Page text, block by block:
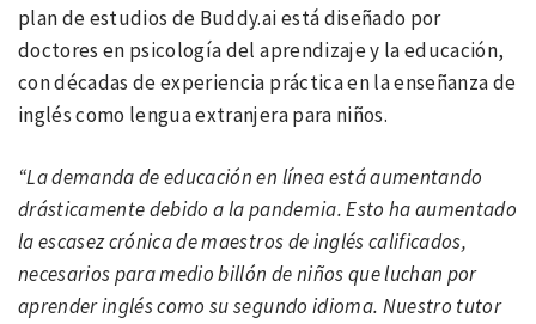
plan de estudios de Buddy.ai está diseñado por
doctores en psicología del aprendizaje y la educación,
con décadas de experiencia práctica en la enseñanza de
inglés como lengua extranjera para niños.
“La demanda de educación en línea está aumentando
drásticamente debido a la pandemia. Esto ha aumentado
la escasez crónica de maestros de inglés calificados,
necesarios para medio billón de niños que luchan por
aprender inglés como su segundo idioma. Nuestro tutor